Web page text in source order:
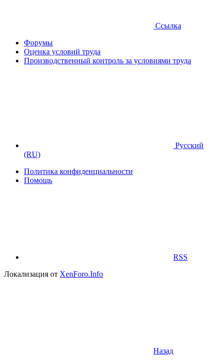
Ссылка
Форумы
Оценка условий труда
Производственный контроль за условиями труда
Русский
(RU)
Политика конфиденциальности
Помощь
RSS
Локализация от XenForo.Info
Назад